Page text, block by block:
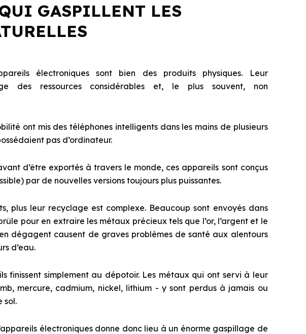
GASPILLENT LES
électroniques sont bien des produits physiques. Leur
des ressources considérables et, le plus souvent, non
ont mis des téléphones intelligents dans les mains de plusieurs
pas d’ordinateur.
d’être exportés à travers le monde, ces appareils sont conçus
par de nouvelles versions toujours plus puissantes.
plus leur recyclage est complexe. Beaucoup sont envoyés dans
pour en extraire les métaux précieux tels que l’or, l’argent et le
dégagent causent de graves problèmes de santé aux alentours
d’eau.
finissent simplement au dépotoir. Les métaux qui ont servi à leur
mercure, cadmium, nickel, lithium - y sont perdus à jamais ou
sol.
électroniques donne donc lieu à un énorme gaspillage de